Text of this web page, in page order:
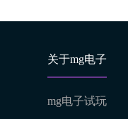
关于mg电子
mg电子试玩